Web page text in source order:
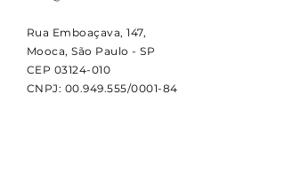
Rua Emboaçava, 147,
Mooca, São Paulo - SP
CEP 03124-010
CNPJ: 00.949.555/0001-84